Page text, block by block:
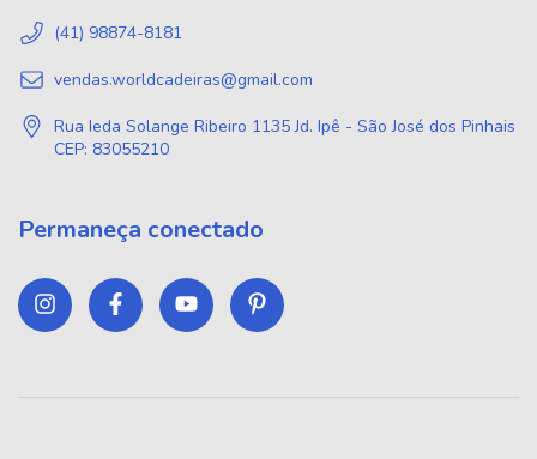
(41) 98874-8181
vendas.worldcadeiras@gmail.com
Rua Ieda Solange Ribeiro 1135 Jd. Ipê - São José dos Pinhais
CEP: 83055210
Permaneça conectado